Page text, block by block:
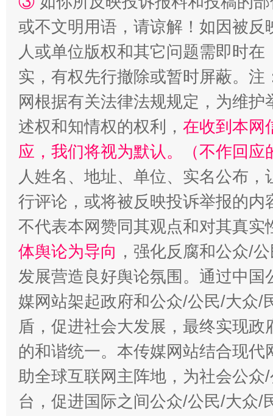
如何以
“蜀中异人”王建安的艺术幻境
或不文明用语，请谅解！如因被
人或单位版权和其它问题需即时在
实，有权先行撤除或暂时屏蔽。
网根据有关法律法规规定，为维
述权和知情权的权利， 在收到本网
应，我们将视为默认。（不作回应
人姓名、地址、单位、实名公布
行评论，或将被反映投诉举报的
不代表本网赞同其观点和对其真实
体舆论为导向 ，强化反腐和公众/
发展营造良好舆论氛围。通过中
媒网站架起政府和公众/公民/大众/
盾，促进社会大发展，最终实现
的和谐统一。本传媒网站结合现
助全球互联网主阵地，为社会公
台，促进国际之间公众/公民/大众/